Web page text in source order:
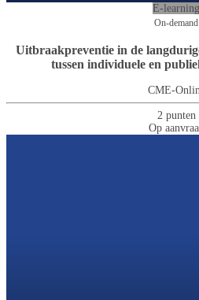
E-learning
On-demand
Uitbraakpreventie in de
tussen individuele en
CME-
2 punten
Op